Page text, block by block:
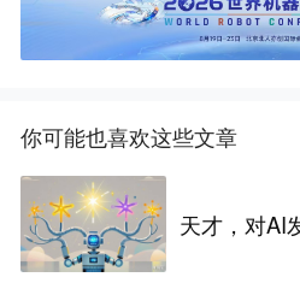
你可能也喜欢这些文章
天才，对AI